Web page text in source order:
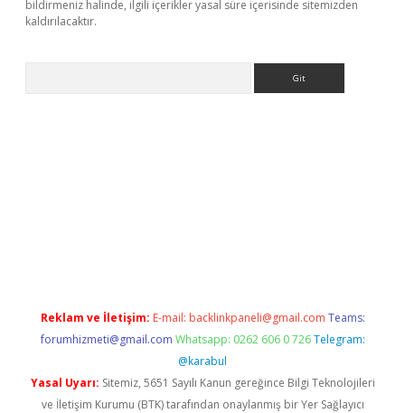
bildirmeniz halinde, ilgili içerikler yasal süre içerisinde sitemizden
kaldırılacaktır.
Reklam ve İletişim: E-mail: backlinkpaneli@gmail.com Teams:
forumhizmeti@gmail.com Whatsapp: 0262 606 0 726 Telegram:
@karabul
Yasal Uyarı: Sitemiz, 5651 Sayılı Kanun gereğince Bilgi Teknolojileri
ve İletişim Kurumu (BTK) tarafından onaylanmış bir Yer Sağlayıcı